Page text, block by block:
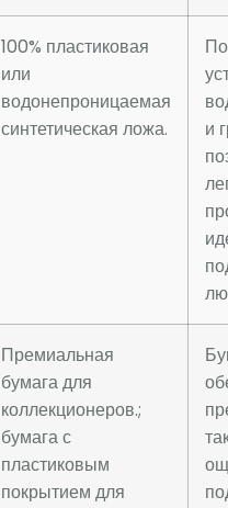
100% пластиковая
или
водонепроницаемая
синтетическая ложа.
и
Премиальная
бумага для
коллекционеров.;
бумага с
пластиковым
покрытием для